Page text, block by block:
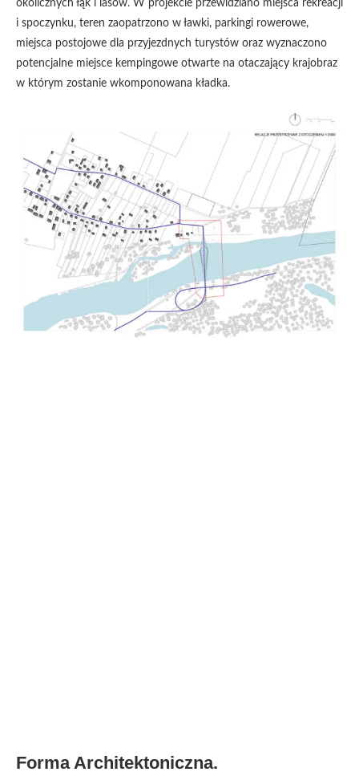
okolicznych łąk i lasów. W projekcie przewidziano miejsca rekreacji
i spoczynku, teren zaopatrzono w ławki, parkingi rowerowe,
miejsca postojowe dla przyjezdnych turystów oraz wyznaczono
potencjalne miejsce kempingowe otwarte na otaczający krajobraz
w którym zostanie wkomponowana kładka.
Forma Architektoniczna.